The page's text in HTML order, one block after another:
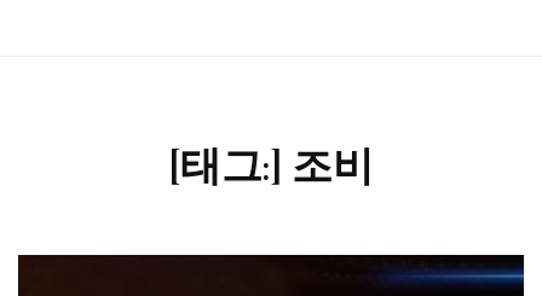
[태그:] 조비